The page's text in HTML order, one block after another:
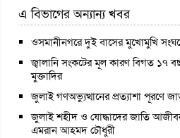
এ বিভাগের অন্যান্য খবর
ওসমানীনগরে দুই বাসের মুখোমুখি
জ্বালানি সংকটের মূল কারণ বিগত ১৭
মুক্তাদির
জুলাই গণঅভ্যুত্থানের প্রত্যাশা পূরণে
জুলাই শহীদ ও যোদ্ধাদের জাতি
এমরান আহমদ চৌধুরী